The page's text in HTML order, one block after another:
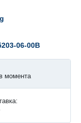
06-00B
момента